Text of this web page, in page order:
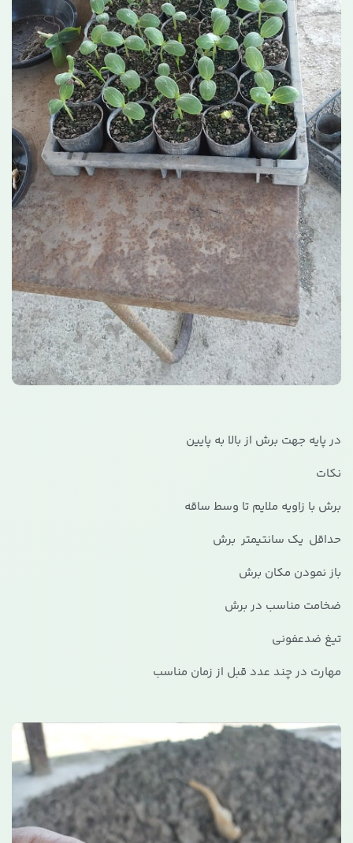
در پایه جهت برش از بالا به پایین
نکات
برش با زاویه ملایم تا وسط ساقه
حداقل یک سانتیمتر برش
باز نمودن مکان برش
ضخامت مناسب در برش
تیغ ضدعفونی
مهارت در چند عدد قبل از زمان مناسب